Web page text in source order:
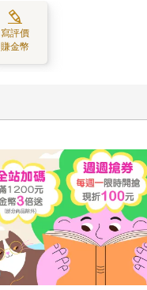
寫評價
賺金幣